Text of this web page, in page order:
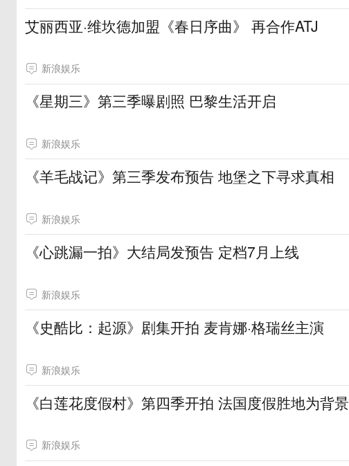
艾丽西亚·维坎德加盟《春日序曲》 再合作ATJ
新浪娱乐
《星期三》第三季曝剧照 巴黎生活开启
新浪娱乐
《羊毛战记》第三季发布预告 地堡之下寻求真相
新浪娱乐
《心跳漏一拍》大结局发预告 定档7月上线
新浪娱乐
《史酷比：起源》剧集开拍 麦肯娜·格瑞丝主演
新浪娱乐
《白莲花度假村》第四季开拍 法国度假胜地为背景
新浪娱乐